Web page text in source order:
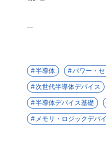
半導体 パワー・
次世代半導体デバイス
半導体デバイス基礎
メモリ・ロジックデバ